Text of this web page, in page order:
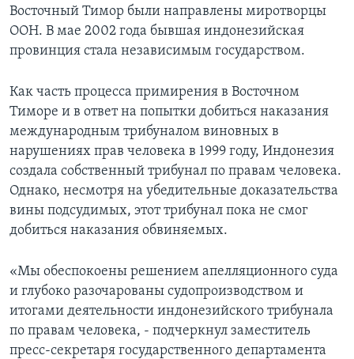
Восточный Тимор были направлены миротворцы
ООН. В мае 2002 года бывшая индонезийская
провинция стала независимым государством.
Как часть процесса примирения в Восточном
Тиморе и в ответ на попытки добиться наказания
международным трибуналом виновных в
нарушениях прав человека в 1999 году, Индонезия
создала собственный трибунал по правам человека.
Однако, несмотря на убедительные доказательства
вины подсудимых, этот трибунал пока не смог
добиться наказания обвиняемых.
«Мы обеспокоены решением апелляционного суда
и глубоко разочарованы судопроизводством и
итогами деятельности индонезийского трибунала
по правам человека, - подчеркнул заместитель
пресс-секретаря государственного департамента